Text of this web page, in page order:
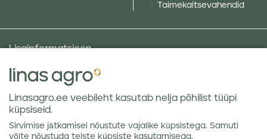
Taimekaitsevahendid
Lisainformatsioon
Taluniku põllugalerii
Sotsiaalne vastutus ja poliitikad
Andmekaitsetingimused
Kauba hoiustamine
Teraviljaturu ülevaated
Linasagro.ee veebileht kasutab nelja põhilist tüüpi
küpsiseid.
Sirvimise jätkamisel nõustute vajalike küpsistega. Samuti
võite nõustuda teiste küpsiste kasutamisega.